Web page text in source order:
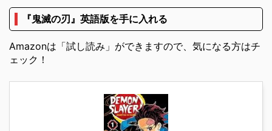
『鬼滅の刃』英語版を手に入れる
Amazonは「試し読み」ができますので、気になる方はチ
ェック！